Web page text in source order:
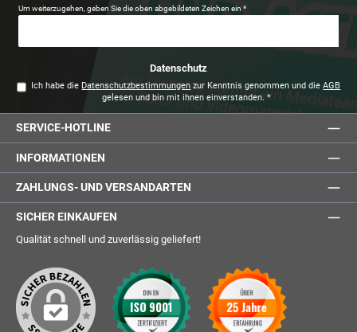
Um weiterzugehen, geben Sie die oben abgebildeten Zeichen ein*
Datenschutz
Ich habe die Datenschutzbestimmungen zur Kenntnis genommen und dieAGB
gelesen und bin mit ihnen einverstanden. *
SERVICE-HOTLINE
INFORMATIONEN
ZAHLUNGS- UND VERSANDARTEN
SICHER EINKAUFEN
Qualität schnell und zuverlässig geliefert!